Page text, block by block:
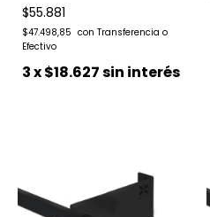
$55.881
$47.498,85
3x$18.627sin interés